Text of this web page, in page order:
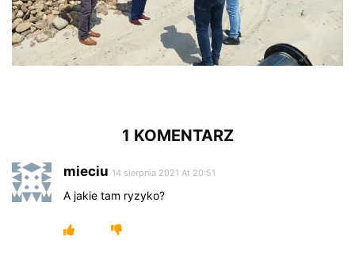
1 KOMENTARZ
mieciu 14 sierpnia 2021 At 20:51
A jakie tam ryzyko?